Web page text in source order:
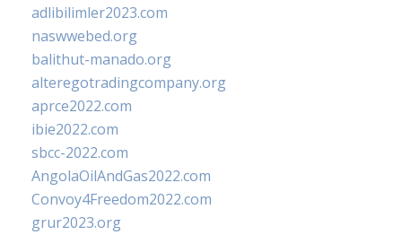
adlibilimler2023.com
naswwebed.org
balithut-manado.org
alteregotradingcompany.org
aprce2022.com
ibie2022.com
sbcc-2022.com
AngolaOilAndGas2022.com
Convoy4Freedom2022.com
grur2023.org